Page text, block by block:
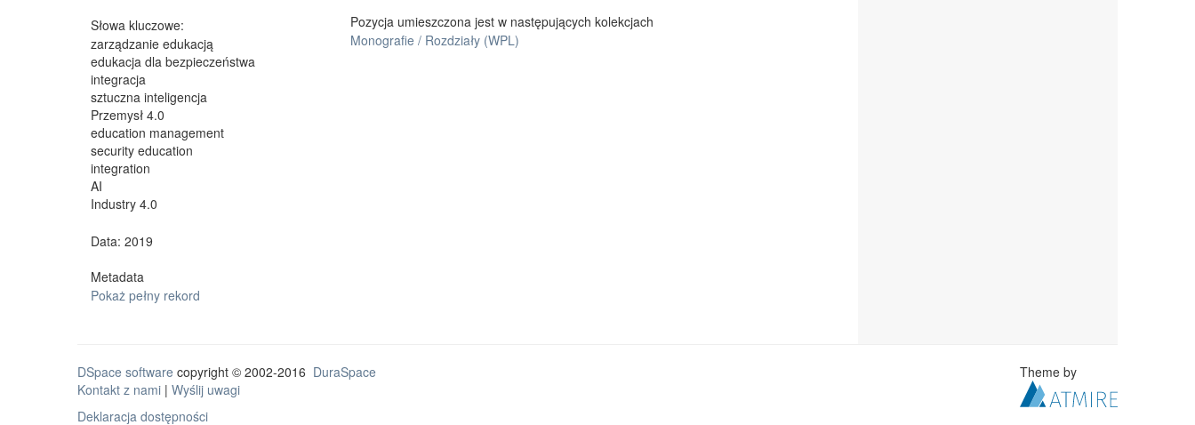
Słowa kluczowe:
zarządzanie edukacją
edukacja dla bezpieczeństwa
integracja
sztuczna inteligencja
Przemysł 4.0
education management
security education
integration
AI
Industry 4.0
Data: 2019
Metadata
Pokaż pełny rekord
Pozycja umieszczona jest w następujących kolekcjach
Monografie / Rozdziały (WPL)
DSpace software copyright © 2002-2016 DuraSpace
Kontakt z nami | Wyślij uwagi
Deklaracja dostępności
Theme by